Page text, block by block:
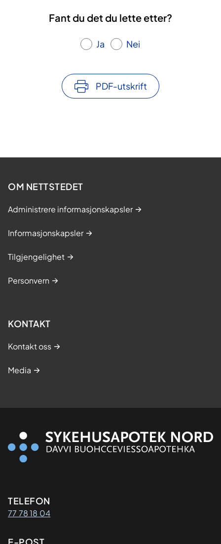
Fant du det du lette etter?
Ja Nei
PDF-utskrift
OM NETTSTEDET
Administrere informasjonskapsler
Informasjonskapsler
Tilgjengelighet
Personvern
KONTAKT
Kontakt oss
Media
Kontaktinformasjon
TELEFON
77 78 18 04